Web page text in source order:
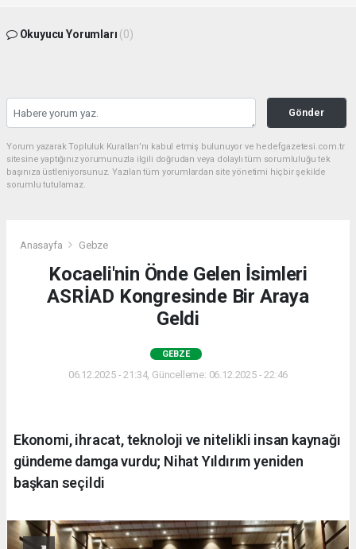
Okuyucu Yorumları (0)
Gönder
Yorum yazarak Topluluk Kuralları’nı kabul etmiş bulunuyor ve hedefgazetesi.com.tr
sitesine yaptığınız yorumunuzla ilgili doğrudan veya dolaylı tüm sorumluluğu tek
başınıza üstleniyorsunuz. Yazılan tüm yorumlardan site yönetimi hiçbir şekilde
sorumlu tutulamaz.
Anasayfa Gebze
Kocaeli'nin Önde Gelen İsimleri
ASRİAD Kongresinde Bir Araya
Geldi
GEBZE
06.12.2025 - 21:34, Güncelleme: 06.12.2025 - 22:46
Ekonomi, ihracat, teknoloji ve nitelikli insan kaynağı
gündeme damga vurdu; Nihat Yıldırım yeniden
başkan seçildi